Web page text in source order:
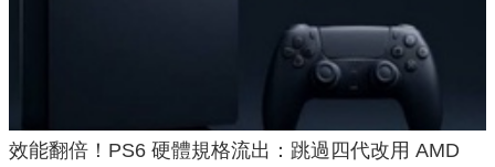
效能翻倍！PS6 硬體規格流出：跳過四代改用 AMD